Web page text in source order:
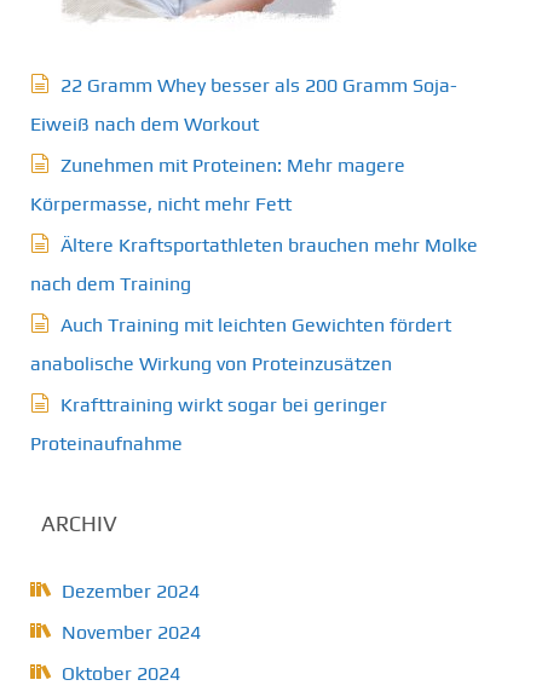
22 Gramm Whey besser als 200 Gramm Soja-
Eiweiß nach dem Workout
Zunehmen mit Proteinen: Mehr magere
Körpermasse, nicht mehr Fett
Ältere Kraftsportathleten brauchen mehr Molke
nach dem Training
Auch Training mit leichten Gewichten fördert
anabolische Wirkung von Proteinzusätzen
Krafttraining wirkt sogar bei geringer
Proteinaufnahme
ARCHIV
Dezember 2024
November 2024
Oktober 2024